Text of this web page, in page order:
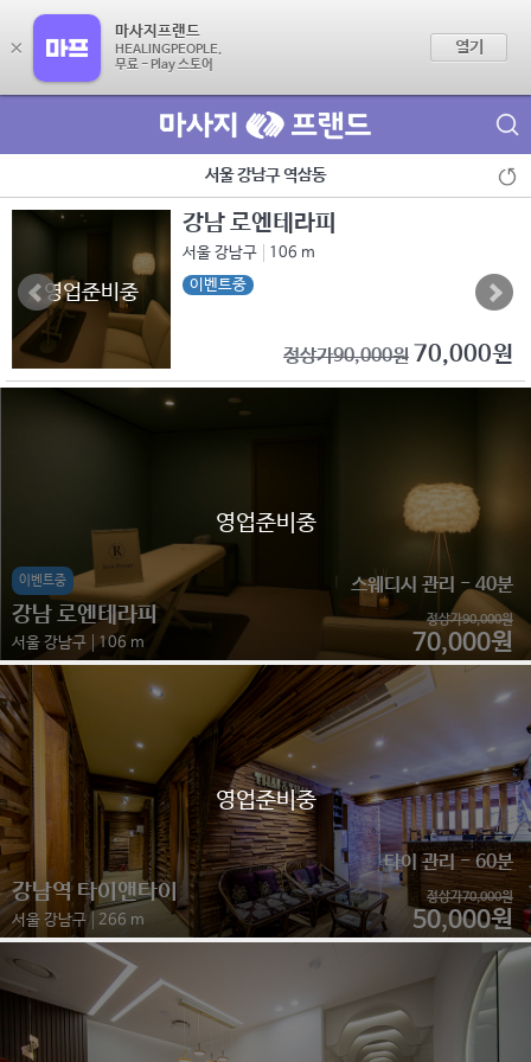
서울 강남구 역삼동
영업준비중
강남 로엔테라피
서울 강남구
106 m
이벤트중
정상가90,000원 70,000원
강남 로엔테라피
서울 강남구 106 m
이벤트중 스웨디시 관리 - 40분
정상가90,000원
70,000원
영업준비중
강남역 타이앤타이
서울 강남구 266 m
타이 관리 - 60분
정상가70,000원
50,000원
영업준비중
×
마사지프랜드
HEALINGPEOPLE.
무료 - Play 스토어
열기